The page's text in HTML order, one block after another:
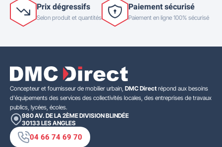
Prix dégressifs
Selon produit et quantités
Paiement sécurisé
Paiement en ligne 100% sécurisé
Concepteur et fournisseur de mobilier urbain, DMC Direct répond aux besoins
d'équipements des services des collectivités locales, des entreprises de travaux
publics, lycées, écoles.
980 AV. DE LA 2ÈME DIVISION BLINDÉE
30133 LES ANGLES
04 66 74 69 70